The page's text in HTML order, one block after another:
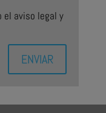
el aviso legal y
ENVIAR